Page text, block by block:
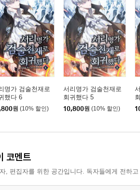
명가 검술천재로
했다 6
원 (10% 할인)
서리명가 검술천재로
회귀했다 5
10,800원 (10% 할인)
코멘트
, 편집자를 위한 공간입니다. 독자들에게 전하